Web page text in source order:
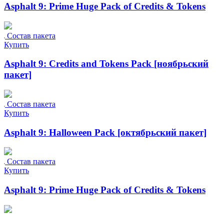
Asphalt 9: Prime Huge Pack of Credits & Tokens
Состав пакета
Купить
Asphalt 9: Credits and Tokens Pack [ноябрьский
пакет]
Состав пакета
Купить
Asphalt 9: Halloween Pack [октябрьский пакет]
Состав пакета
Купить
Asphalt 9: Prime Huge Pack of Credits & Tokens